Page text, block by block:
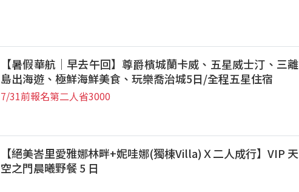
【暑假華航｜早去午回】尊爵檳城蘭卡威、五星威士汀、三離
島出海遊、極鮮海鮮美食、玩樂喬治城5日/全程五星住宿
7/31前報名第二人省3000
【絕美峇里愛雅娜林畔+妮哇娜(獨棟Villa)Ｘ二人成行】VIP 天
空之門晨曦野餐 5 日